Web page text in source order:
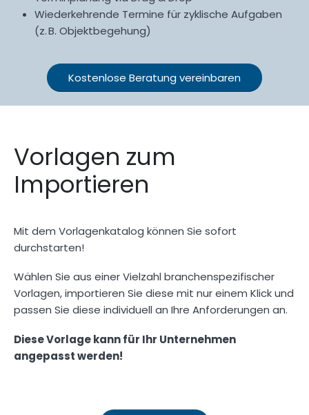
Wiederkehrende Termine für zyklische Aufgaben
(z. B. Objektbegehung)
Kostenlose Beratung vereinbaren
Vorlagen zum
Importieren
Mit dem Vorlagenkatalog können Sie sofort
durchstarten!
Wählen Sie aus einer Vielzahl branchenspezifischer
Vorlagen, importieren Sie diese mit nur einem Klick und
passen Sie diese individuell an Ihre Anforderungen an.
Diese Vorlage kann für Ihr Unternehmen
angepasst werden!